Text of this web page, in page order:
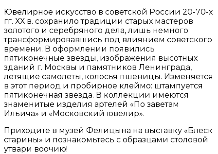
Ювелирное искусство в советской России 20-70-х
гг. ХХ в. сохранило традиции старых мастеров
золотого и серебряного дела, лишь немного
трансформировавшись под влиянием советского
времени. В оформлении появились
пятиконечные звезды, изображения высотных
зданий г. Москвы и памятников Ленинграда,
летящие самолеты, колосья пшеницы. Изменяется
в этот период и пробирное клеймо: штампуется
пятиконечная звезда. В коллекции имеются
знаменитые изделия артелей «По заветам
Ильича» и «Московский ювелир».
Приходите в музей Фелицына на выставку «Блеск
старины» и познакомьтесь с образцами столовой
утвари воочию!